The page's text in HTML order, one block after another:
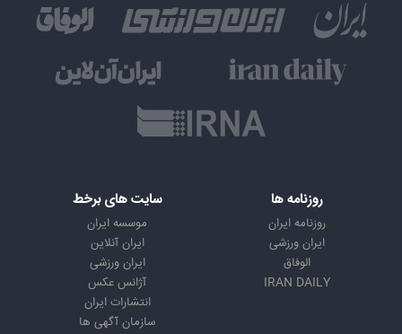
روزنامه ها
روزنامه ایران
ایران ورزشی
الوفاق
IRAN DAILY
سایت های برخط
موسسه ایران
ایران آنلاین
ایران ورزشی
آژانس عکس
انتشارات ایران
سازمان آگهی ها